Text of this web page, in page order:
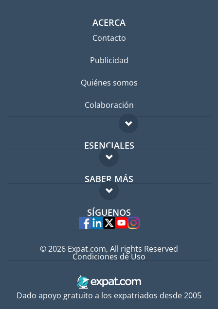
ACERCA
Contacto
Publicidad
Quiénes somos
Colaboración
ESENCIALES
Foro para expatriados
Guía para expatriados
Trabajos en el extranjero
SABER MÁS
FAQ
Expertos
SÍGUENOS
Dado apoyo gratuito a los expatriados desde 2005
© 2026 Expat.com, All rights Reserved
Condiciones de Uso